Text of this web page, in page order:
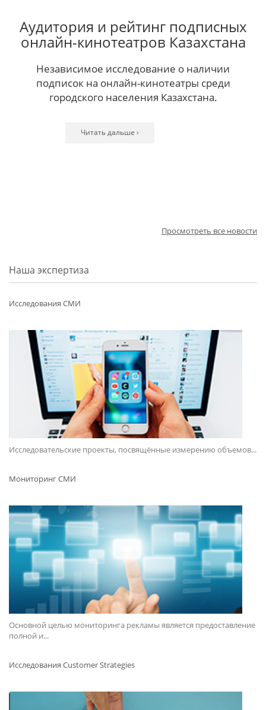
Аудитория и рейтинг подписных
онлайн-кинотеатров Казахстана
Независимое исследование о наличии
подписок на онлайн-кинотеатры среди
городского населения Казахстана.
Читать дальше ›
Читать дальше ›
Читать дальше ›
Читать дальше ›
Просмотреть все новости
Наша экспертиза
Исследования СМИ
Исследовательские проекты, посвящённые измерению объемов...
Мониторинг СМИ
Основной целью мониторинга рекламы является предоставление
полной и...
Исследования Customer Strategies